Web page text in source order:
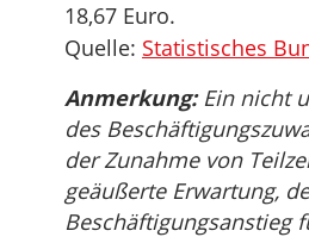
18,67 Euro.
Quelle: Statistisches
Anmerkung:Ein nicht
des
der Zunahme von
geäußerte Erwartung,
Beschäftigungsanstieg